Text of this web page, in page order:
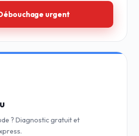
urgent
? Diagnostic gratuit et